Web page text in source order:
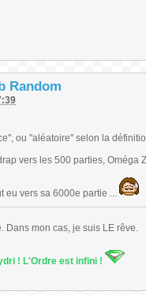
Random
ou "aléatoire" selon la
vers les 500 parties,
eu vers sa 6000e partie ...
Dans mon cas, je suis LE rêve.
! L'Ordre est infini !